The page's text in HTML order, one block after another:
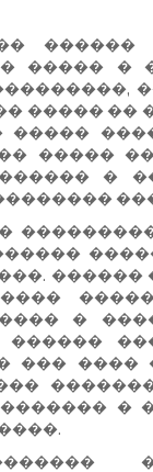
����� �
�����
�����
�����
�
�
��� ����
�
�